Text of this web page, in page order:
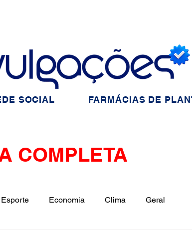
COMPLETA
Esporte Economia Clima Geral
SOCIAL FARMÁCIAS DE